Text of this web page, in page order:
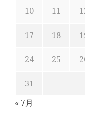
10 11
17 18
24 25
31
« 7月